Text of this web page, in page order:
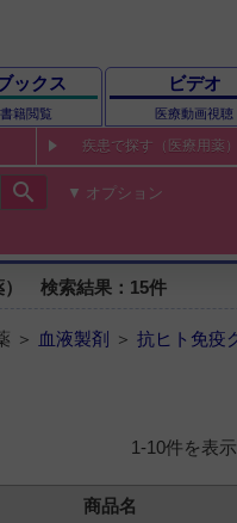
ックス
籍閲覧
ビデオ
医療動画視聴
疾患で探す（医療用薬）
search オプション
） 検索結果：15件
＞ 血液製剤 ＞ 抗ヒト免疫
1-10件を表
商品名